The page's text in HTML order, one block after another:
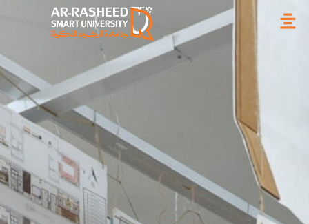
تخطي
إلى